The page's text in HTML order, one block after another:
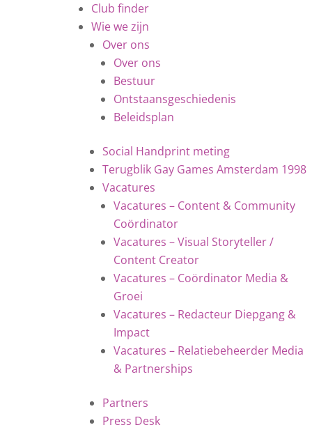
Club finder
Wie we zijn
Over ons
Over ons
Bestuur
Ontstaansgeschiedenis
Beleidsplan
Social Handprint meting
Terugblik Gay Games Amsterdam 1998
Vacatures
Vacatures – Content & Community
Coördinator
Vacatures – Visual Storyteller /
Content Creator
Vacatures – Coördinator Media &
Groei
Vacatures – Redacteur Diepgang &
Impact
Vacatures – Relatiebeheerder Media
& Partnerships
Partners
Press Desk